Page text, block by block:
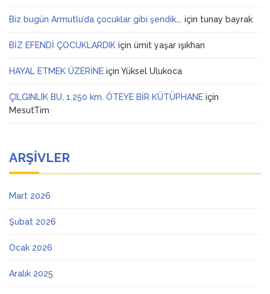
Biz bugün Armutlu’da çocuklar gibi şendik…. için tunay bayrak
BİZ EFENDİ ÇOCUKLARDIK için ümit yaşar ışıkhan
HAYAL ETMEK ÜZERİNE için Yüksel Ulukoca
ÇILGINLIK BU, 1.250 km. ÖTEYE BİR KÜTÜPHANE için
MesutTim
ARŞIVLER
Mart 2026
Şubat 2026
Ocak 2026
Aralık 2025